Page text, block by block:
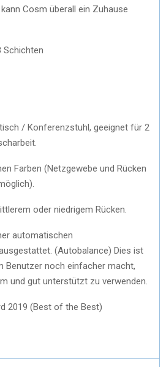
Cosm überall ein Zuhause
Schichten
/ Konferenzstuhl, geeignet für 2
Farben (Netzgewebe und Rücken
oder niedrigem Rücken.
automatischen
(Autobalance) Dies ist
Benutzer noch einfacher macht,
und gut unterstützt zu verwenden.
2019 (Best of the Best)